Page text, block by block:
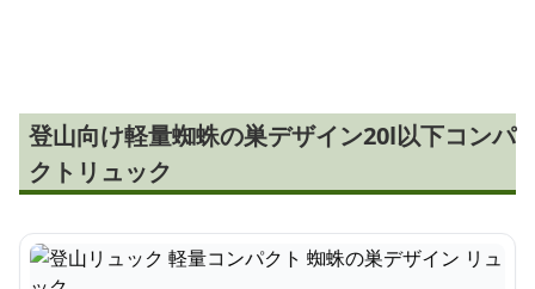
登山向け軽量蜘蛛の巣デザイン20l以下コンパ
クトリュック